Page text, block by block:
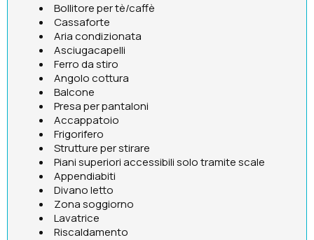
Bollitore per tè/caffè
Cassaforte
Aria condizionata
Asciugacapelli
Ferro da stiro
Angolo cottura
Balcone
Presa per pantaloni
Accappatoio
Frigorifero
Strutture per stirare
Piani superiori accessibili solo tramite scale
Appendiabiti
Divano letto
Zona soggiorno
Lavatrice
Riscaldamento